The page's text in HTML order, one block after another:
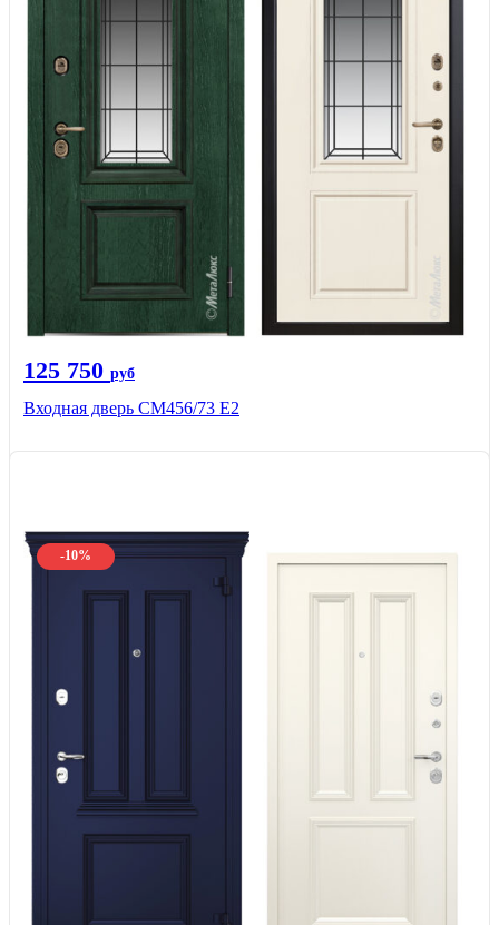
125 750 руб
Входная дверь СМ456/73 Е2
-10%